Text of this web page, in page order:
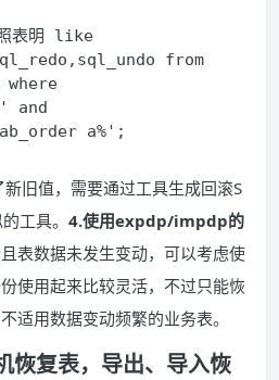
照表明 like
from
where
and
a%';
旧值，需要通过工具生成回滚S
工具。 4.使用expdp/impdp的
表数据未发生变动，可以考虑使
使用起来比较灵活，不过只能恢
适用数据变动频繁的业务表。
恢复表，导出、导入恢